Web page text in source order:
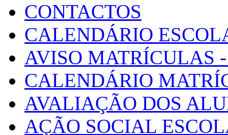
CONTACTOS
CALENDÁRIO
AVISO MATRÍCULAS
CALENDÁRIO
AVALIAÇÃO DOS
AÇÃO SOCIAL